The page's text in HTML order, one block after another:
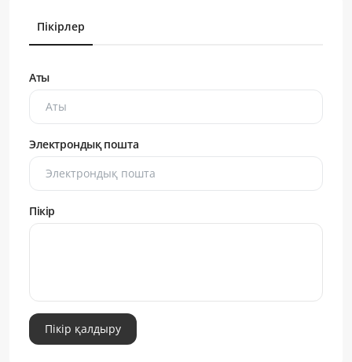
Пікірлер
Аты
Электрондық пошта
Пікір
Пікір қалдыру